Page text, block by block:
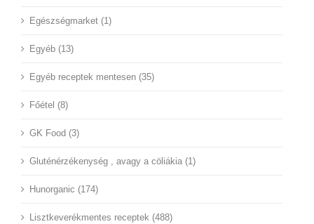
Egészségmarket (1)
Egyéb (13)
Egyéb receptek mentesen (35)
Főétel (8)
GK Food (3)
Gluténérzékenység , avagy a cöliákia (1)
Hunorganic (174)
Lisztkeverékmentes receptek (488)